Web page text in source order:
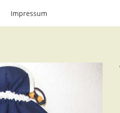
Impressum